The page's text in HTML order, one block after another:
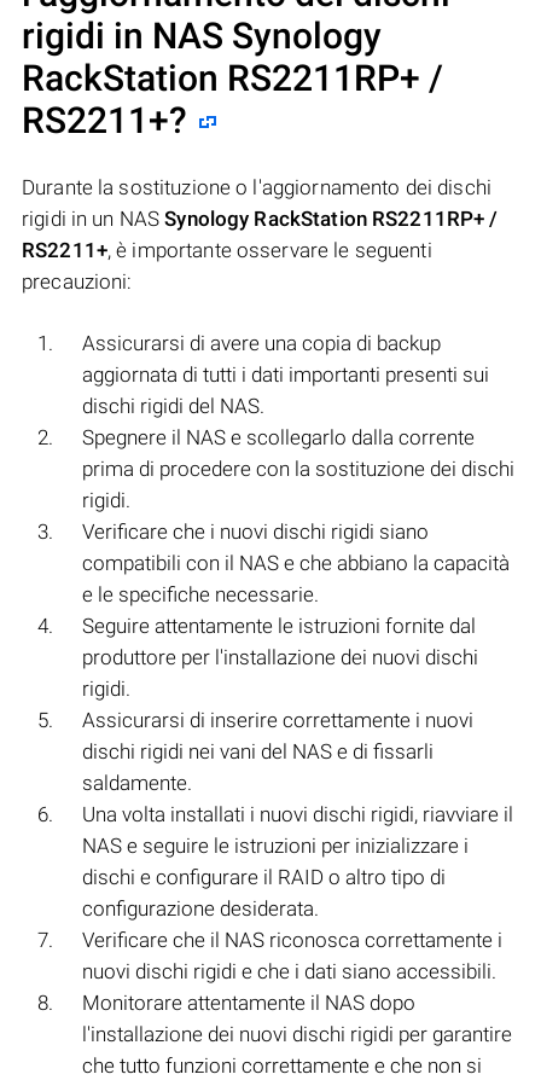
rigidi in NAS Synology
RackStation RS2211RP+ /
RS2211+?
Durante la sostituzione o l'aggiornamento dei dischi
rigidi in un NASSynology RackStation RS2211RP+ /
RS2211+, è importante osservare le seguenti
precauzioni:
Assicurarsi di avere una copia di backup
aggiornata di tutti i dati importanti presenti sui
dischi rigidi del NAS.
Spegnere il NAS e scollegarlo dalla corrente
prima di procedere con la sostituzione dei dischi
rigidi.
Verificare che i nuovi dischi rigidi siano
compatibili con il NAS e che abbiano la capacità
e le specifiche necessarie.
Seguire attentamente le istruzioni fornite dal
produttore per l'installazione dei nuovi dischi
rigidi.
Assicurarsi di inserire correttamente i nuovi
dischi rigidi nei vani del NAS e di fissarli
saldamente.
Una volta installati i nuovi dischi rigidi, riavviare il
NAS e seguire le istruzioni per inizializzare i
dischi e configurare il RAID o altro tipo di
configurazione desiderata.
Verificare che il NAS riconosca correttamente i
nuovi dischi rigidi e che i dati siano accessibili.
Monitorare attentamente il NAS dopo
l'installazione dei nuovi dischi rigidi per garantire
che tutto funzioni correttamente e che non si